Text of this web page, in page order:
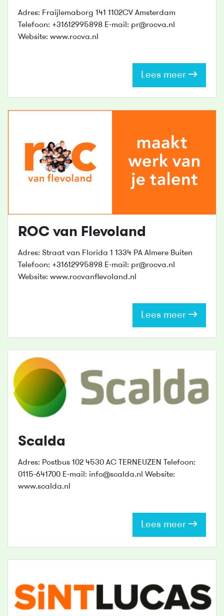
Adres: Fraijlemaborg 141 1102CV Amsterdam
Telefoon: +31612995898 E-mail: pr@rocva.nl
Website: www.rocva.nl
Lees meer
ROC van Flevoland
Adres: Straat van Florida 1 1334 PA Almere Buiten
Telefoon: +31612995898 E-mail: pr@rocva.nl
Website: www.rocvanflevoland.nl
Lees meer
Scalda
Adres: Postbus 102 4530 AC TERNEUZEN Telefoon:
0115-641700 E-mail: info@scalda.nl Website:
www.scalda.nl
Lees meer